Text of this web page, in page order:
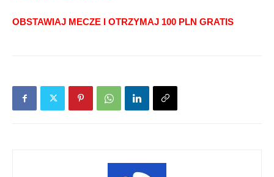
OBSTAWIAJ MECZE I OTRZYMAJ 100 PLN GRATIS